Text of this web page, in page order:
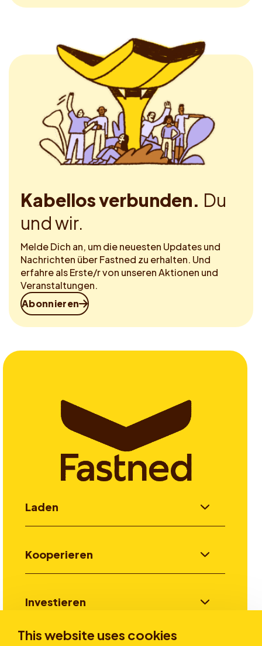
This website uses cookies
Kabellos verbunden. Du
und wir.
Melde Dich an, um die neuesten Updates und
Nachrichten über Fastned zu erhalten. Und
erfahre als Erste/r von unseren Aktionen und
Veranstaltungen.
Abonnieren
Laden
Kooperieren
Investieren